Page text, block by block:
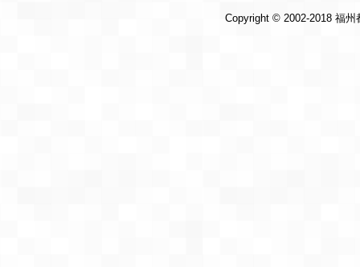
Copyright © 2002-2018 福州